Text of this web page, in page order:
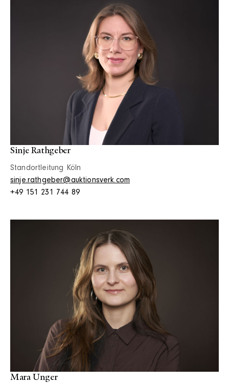
Sinje Rathgeber
Standortleitung Köln
sinje.rathgeber@auktionsverk.com
+49 151 231 744 89
Mara Unger